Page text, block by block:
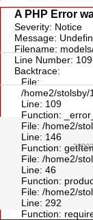
A PHP Error
Severity: Notice
Message:
Filename:
Line Number: 109
Backtrace:
File:
/home2/stolsby/
Line: 109
Function:
File: /home2/
Line: 146
Function:
File: /home2/
Line: 46
Function:
File: /home2/
Line: 292
Function: